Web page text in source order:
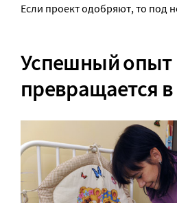
Если проект одобряют, то под
Успешный опыт
превращается